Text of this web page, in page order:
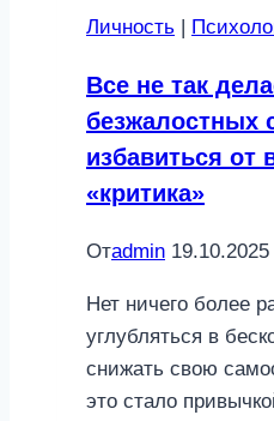
Личность
Все не так
безжалостных
избавиться от
«критика»
Отadmin 19.10.2025
Нет ничего более
углубляться в
снижать свою
это стало